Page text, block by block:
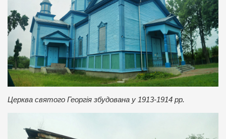
Церква святого Георгія збудована у 1913-1914 рр.